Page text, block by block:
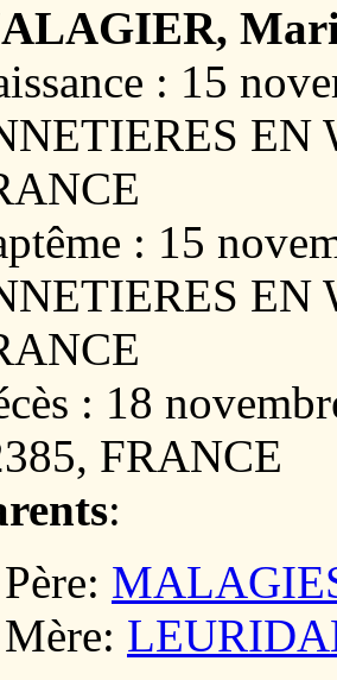
: 15
EN
: 15
EN
: 18
FRANCE
:
Père:
Mère: